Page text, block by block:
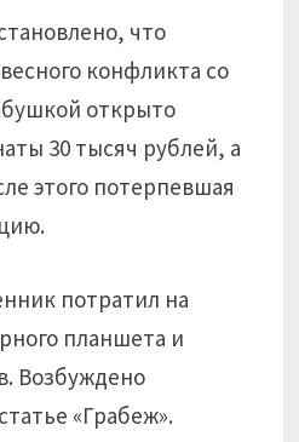
что
конфликта со
открыто
30 тысяч рублей, а
этого потерпевшая
потратил на
планшета и
Возбуждено
«Грабеж».